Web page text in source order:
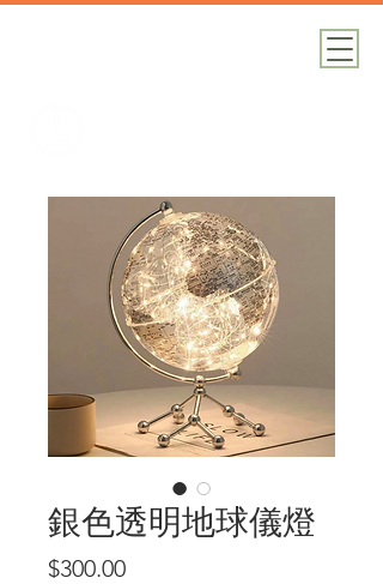
銀色透明地球儀燈
$300.00價